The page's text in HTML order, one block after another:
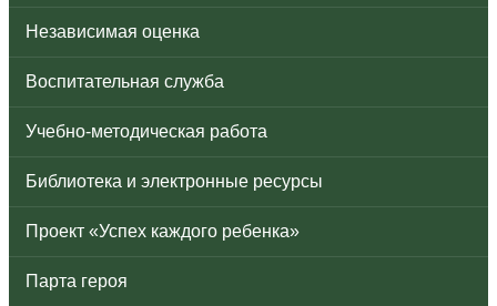
Независимая оценка
Воспитательная служба
Учебно-методическая работа
Библиотека и электронные ресурсы
Проект «Успех каждого ребенка»
Парта героя